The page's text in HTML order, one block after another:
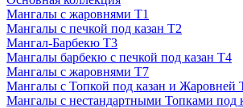
Мангалы с жаровнями Т1
Мангалы с печкой под казан Т2
Мангал-Барбекю Т3
Мангалы барбекю с печкой под казан Т4
Мангалы с жаровнями Т7
Мангалы с Топкой под казан и Жаровней
Мангалы с нестандартными Топками под